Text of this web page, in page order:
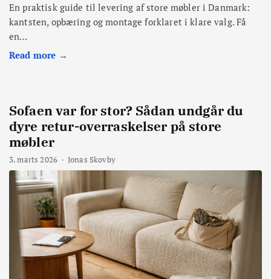
En praktisk guide til levering af store møbler i Danmark:
kantsten, opbæring og montage forklaret i klare valg. Få
en…
Read more →
Sofaen var for stor? Sådan undgår du
dyre retur-overraskelser på store
møbler
3. marts 2026 · Jonas Skovby